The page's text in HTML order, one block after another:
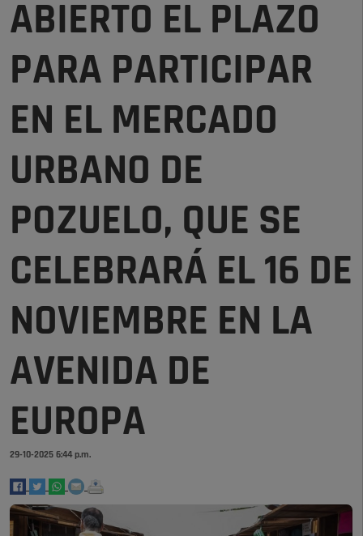
ABIERTO EL PLAZO
PARA PARTICIPAR
EN EL MERCADO
URBANO DE
POZUELO, QUE SE
CELEBRARÁ EL 16 DE
NOVIEMBRE EN LA
AVENIDA DE
EUROPA
29-10-2025 6:44 p.m.